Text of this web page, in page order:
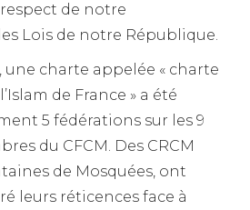
de notre
Lois de notre République.
une charte appelée « charte
de France » a été
5 fédérations sur les 9
du CFCM. Des CRCM
de Mosquées, ont
leurs réticences face à